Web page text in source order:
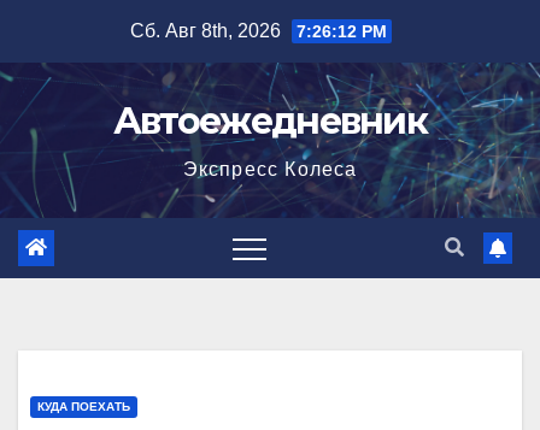
содержимому
Сб. Авг 8th, 2026 7:26:13 PM
Автоежедневник
Экспресс Колеса
КУДА ПОЕХАТЬ